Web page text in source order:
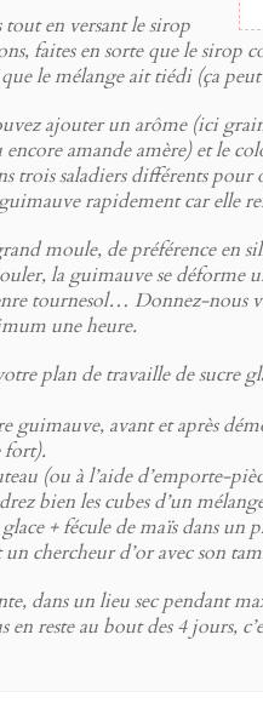
tout en versant le sirop
faites en sorte que le sirop
le mélange ait tiédi (ça
ajouter un arôme (ici
amande amère) et le
trois saladiers différents
rapidement car elle
moule, de préférence en
la guimauve se déforme
tournesol… Donnez-nous
une heure.
plan de travaille de sucre
guimauve, avant et après
fort).
(ou à l’aide d’emporte-
bien les cubes d’un
+ fécule de maïs dans un
chercheur d’or avec son
dans un lieu sec pendant
reste au bout des 4 jours,